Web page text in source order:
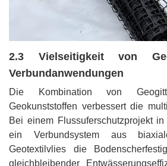
2.3 Vielseitigkeit von
Verbundanwendungen
Die Kombination von
Geokunststoffen verbessert die
Bei einem Flussuferschutzprojekt
ein Verbundsystem aus
Geotextilvlies die
gleichbleibender